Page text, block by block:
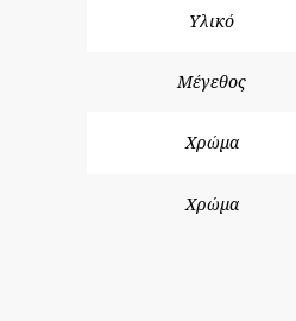
Υλικό
Μέγεθος
Χρώμα
Χρώμα